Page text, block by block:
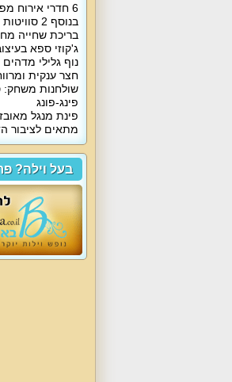
6 חדרי אירוח מפוארים בוילה
בנוסף 2 סוויטות יוקרתיים
בריכת שחייה
ג'קוזי ספא
נוף גלילי מדהים
חצר ענקית
שולחנות משחק:
פינג-פונג
פינת מנגל
מתאים לציבור
בעל וילה?